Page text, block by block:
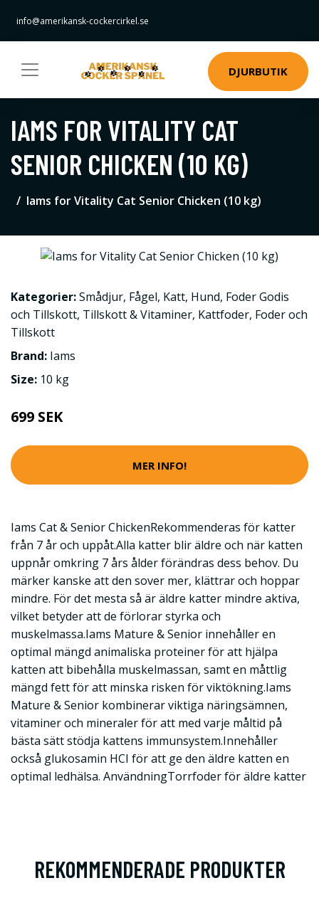
info@amerikansk-cockercirkel.se
DJURBUTIK
IAMS FOR VITALITY CAT
SENIOR CHICKEN (10 KG)
Iams for Vitality Cat Senior Chicken (10 kg)
Kategorier:Smådjur, Fågel, Katt, Hund, Foder Godis
och Tillskott, Tillskott & Vitaminer, Kattfoder, Foder och
Tillskott
Brand: Iams
Size: 10 kg
699 SEK
MER INFO!
Iams Cat & Senior ChickenRekommenderas för katter
från 7 år och uppåt.Alla katter blir äldre och när katten
uppnår omkring 7 års ålder förändras dess behov. Du
märker kanske att den sover mer, klättrar och hoppar
mindre. För det mesta så är äldre katter mindre aktiva,
vilket betyder att de förlorar styrka och
muskelmassa.Iams Mature & Senior innehåller en
optimal mängd animaliska proteiner för att hjälpa
katten att bibehålla muskelmassan, samt en måttlig
mängd fett för att minska risken för viktökning.Iams
Mature & Senior kombinerar viktiga näringsämnen,
vitaminer och mineraler för att med varje måltid på
bästa sätt stödja kattens immunsystem.Innehåller
också glukosamin HCI för att ge den äldre katten en
optimal ledhälsa. AnvändningTorrfoder för äldre katter
REKOMMENDERADE PRODUKTER